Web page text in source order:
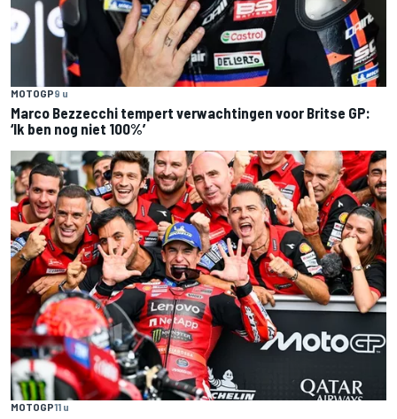
MOTOGP9 u
Marco Bezzecchi tempert verwachtingen voor Britse GP:
‘Ik ben nog niet 100%’
MOTOGP11 u